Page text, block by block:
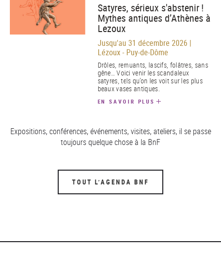
Satyres, sérieux s'abstenir !
Mythes antiques d’Athènes à
Lezoux
Jusqu'au 31 décembre 2026 |
Lézoux - Puy-de-Dôme
Drôles, remuants, lascifs, folâtres, sans
gêne… Voici venir les scandaleux
satyres, tels qu’on les voit sur les plus
beaux vases antiques.
EN SAVOIR PLUS
Expositions, conférences, événements, visites, ateliers, il se passe
toujours quelque chose à la BnF
TOUT L’AGENDA BNF